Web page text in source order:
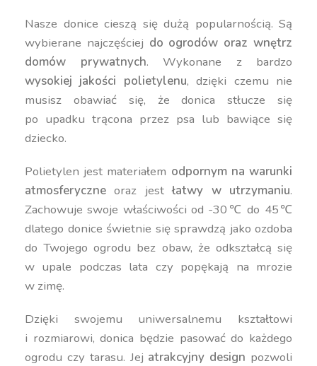
Nasze donice cieszą się dużą popularnością. Są
wybierane najczęściej do ogrodów oraz wnętrz
domów prywatnych. Wykonane z bardzo
wysokiej jakości polietylenu, dzięki czemu nie
musisz obawiać się, że donica stłucze się
po upadku trącona przez psa lub bawiące się
dziecko.
Polietylen jest materiałem odpornym na warunki
atmosferyczne oraz jestłatwy w utrzymaniu.
Zachowuje swoje właściwości od -30℃ do 45℃
dlatego donice świetnie się sprawdzą jako ozdoba
do Twojego ogrodu bez obaw, że odkształcą się
w upale podczas lata czy popękają na mrozie
w zimę.
Dzięki swojemu uniwersalnemu kształtowi
i rozmiarowi, donica będzie pasować do każdego
ogrodu czy tarasu. Jej atrakcyjny design pozwoli